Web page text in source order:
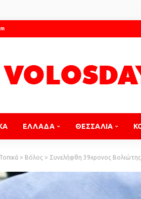
ΕΛΛΑΔΑ ΘΕΣΣΑΛΙΑ
Τοπικά > Βόλος > Συνελήφθη 39χρονος